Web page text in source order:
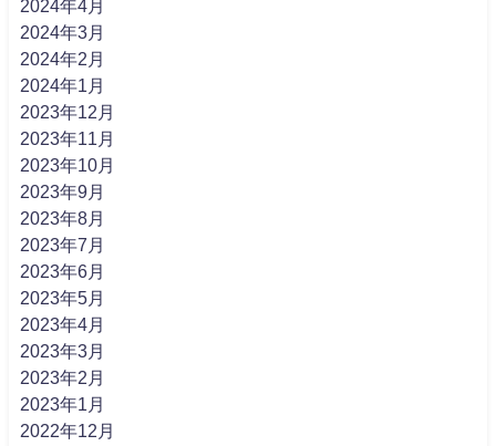
2024年4月
2024年3月
2024年2月
2024年1月
2023年12月
2023年11月
2023年10月
2023年9月
2023年8月
2023年7月
2023年6月
2023年5月
2023年4月
2023年3月
2023年2月
2023年1月
2022年12月